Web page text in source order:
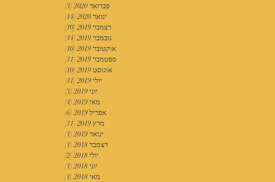
פברואר 2020
(3)
ינואר 2020
(14)
דצמבר 2019
(10)
נובמבר 2019
(14)
אוקטובר 2019
(10)
ספטמבר 2019
(11)
אוגוסט 2019
(10)
יולי 2019
(11)
יוני 2019
(3)
מאי 2019
(4)
אפריל 2019
(6)
מרץ 2019
(11)
ינואר 2019
(1)
דצמבר 2018
(1)
יולי 2018
(2)
יוני 2018
(1)
מאי 2018
(1)